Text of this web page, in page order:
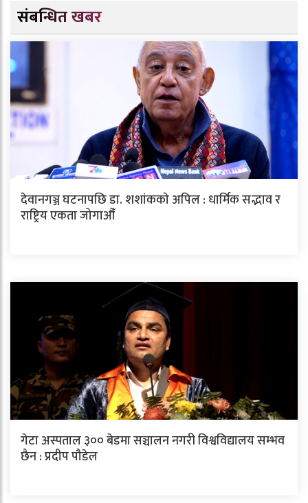
संबन्धित खबर
देवानगञ्ज घटनापछि डा. शशांककाे अपिल : धार्मिक सद्भाव र
राष्ट्रिय एकता जोगाऔँ
गेटा अस्पताल ३०० बेडमा सञ्चालन नगरी विश्वविद्यालय सम्भव
छैन : प्रदीप पौडेल